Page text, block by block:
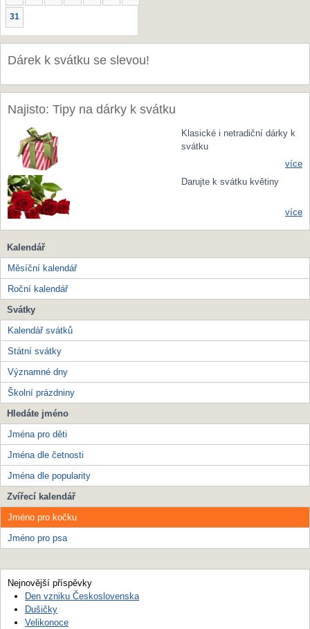
31
Dárek k svátku se slevou!
Najisto: Tipy na dárky k svátku
Klasické i netradiční dárky k
svátku
více
Darujte k svátku květiny
více
Kalendář
Měsíční kalendář
Roční kalendář
Svátky
Kalendář svátků
Státní svátky
Významné dny
Školní prázdniny
Hledáte jméno
Jména pro děti
Jména dle četnosti
Jména dle popularity
Zvířecí kalendář
Jméno pro kočku
Jméno pro psa
Nejnovější příspěvky
Den vzniku Československa
Dušičky
Velikonoce